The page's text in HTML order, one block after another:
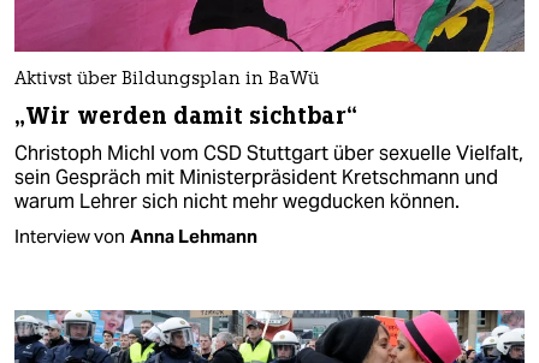
Aktivst über Bildungsplan in BaWü
„Wir werden damit sichtbar“
Christoph Michl vom CSD Stuttgart über sexuelle Vielfalt,
sein Gespräch mit Ministerpräsident Kretschmann und
warum Lehrer sich nicht mehr wegducken können.
Interview von Anna Lehmann